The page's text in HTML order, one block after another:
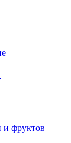
и фруктов